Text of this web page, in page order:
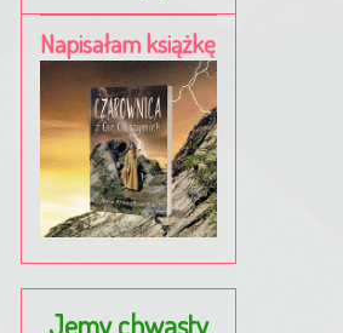
Napisałam książkę
Jemy chwasty